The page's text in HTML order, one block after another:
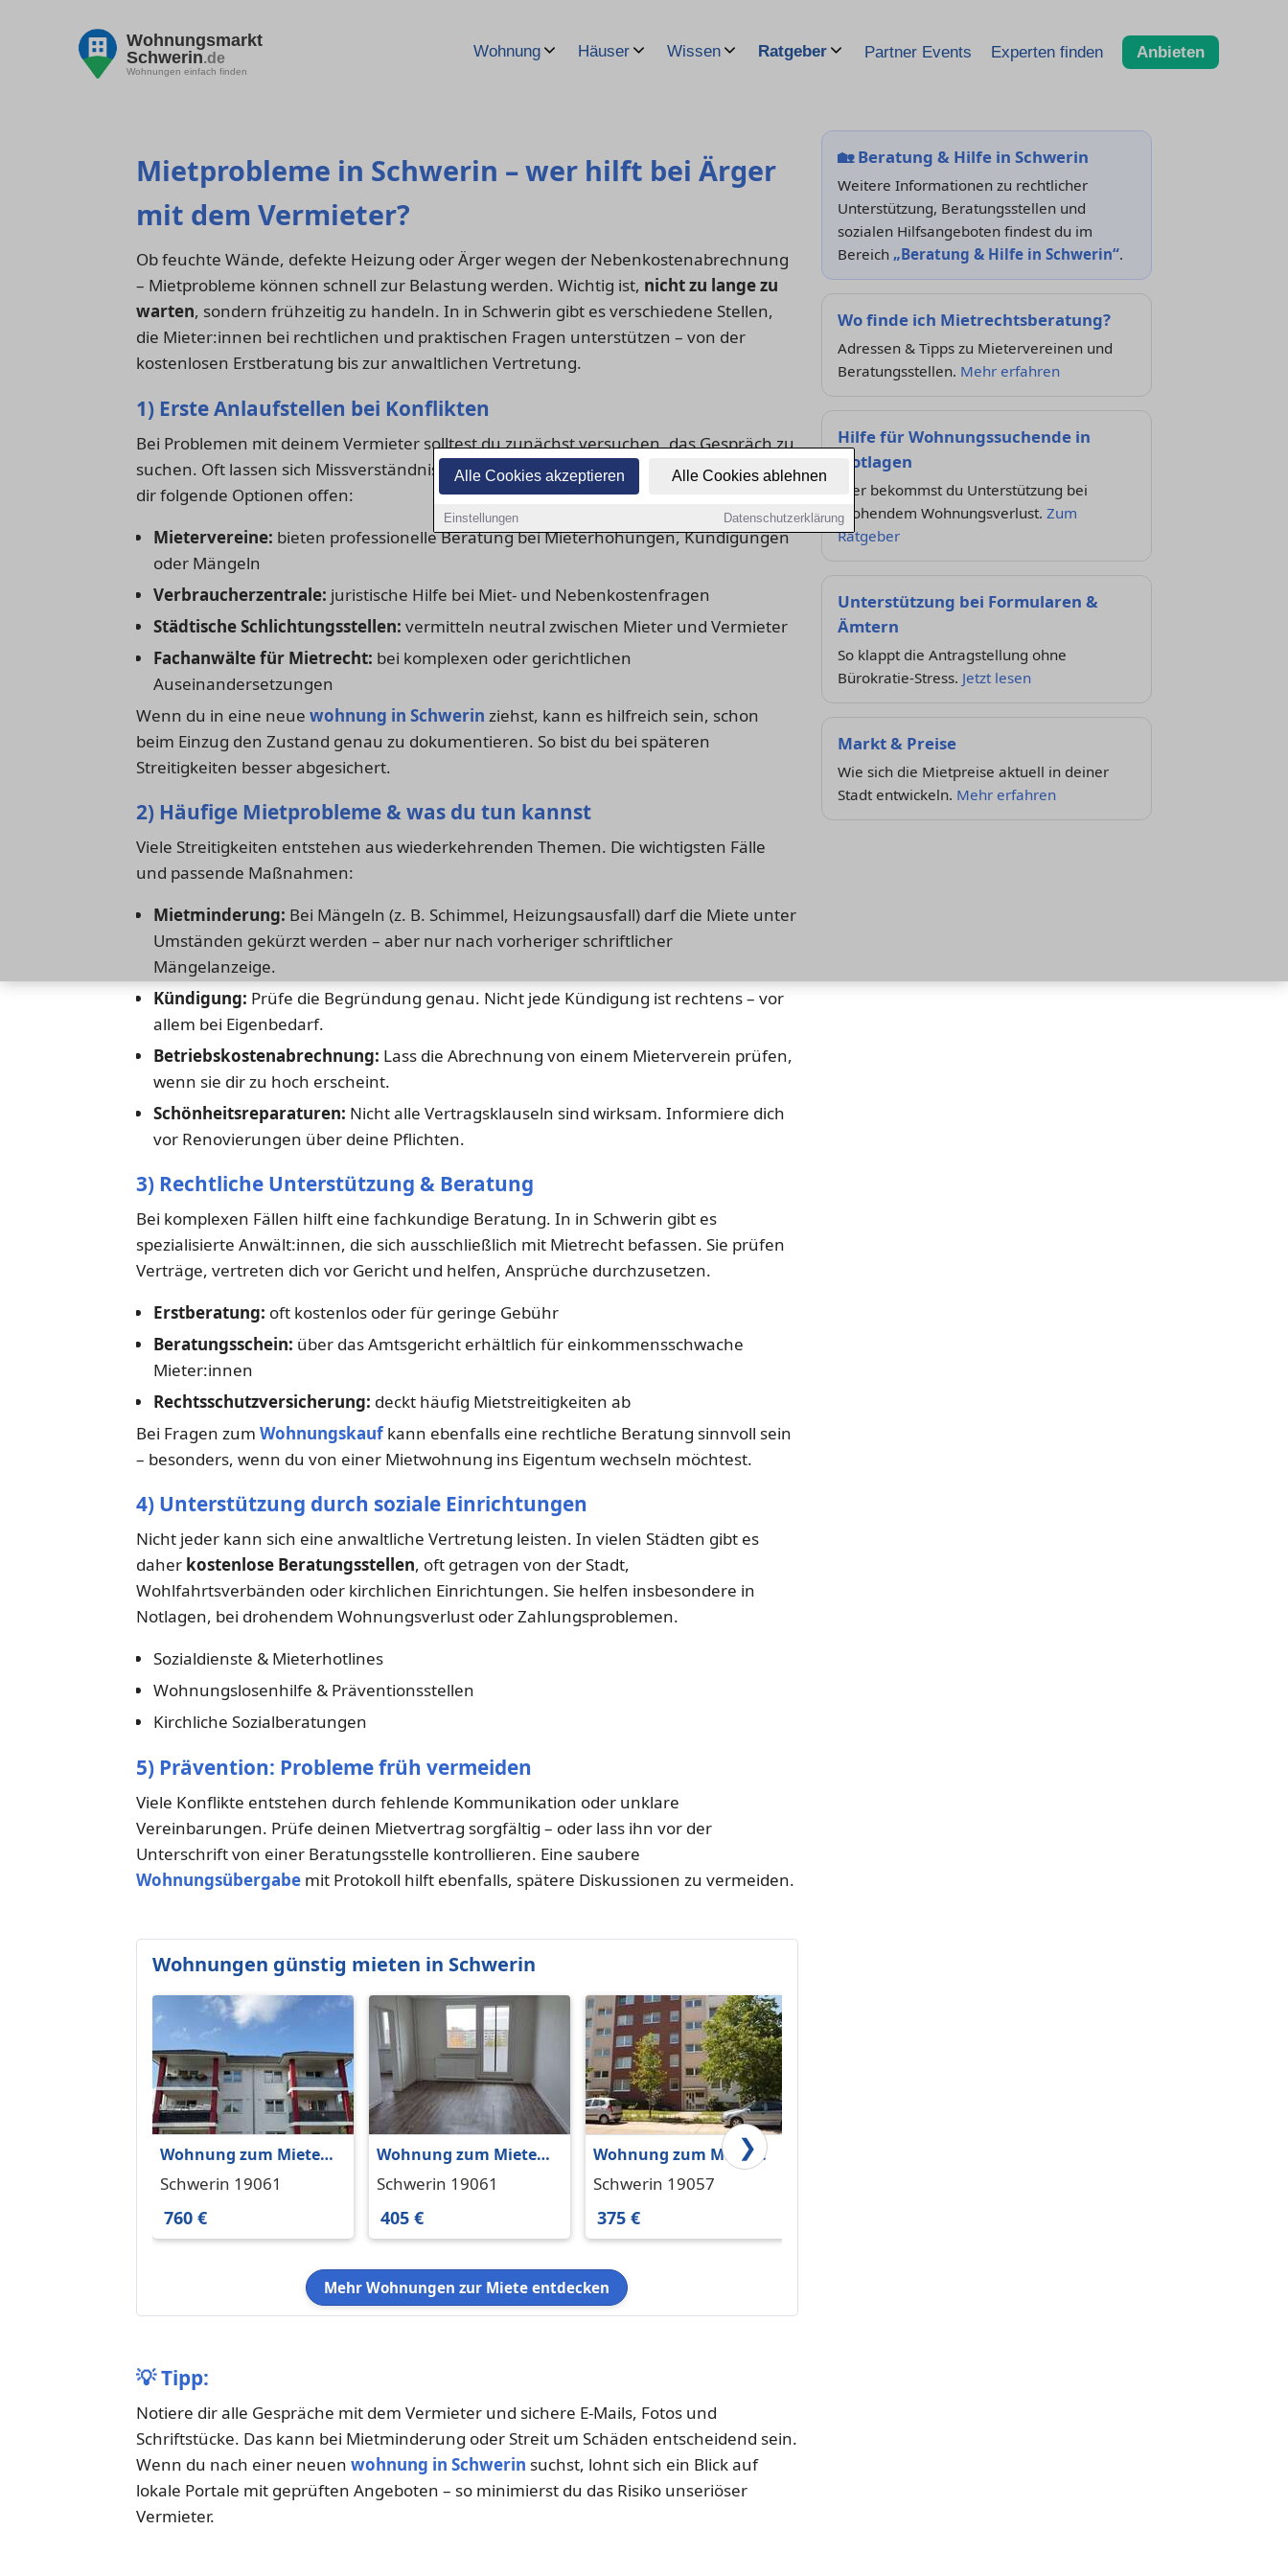
Alle Cookies akzeptieren Alle Cookies ablehnen
Einstellungen Datenschutzerklärung
Wohnungsmarkt
Schwerin.de
Wohnungen einfach finden
Wohnung Häuser Wissen Ratgeber Partner Events Experten finden Anbieten
Mietprobleme in Schwerin – wer hilft bei Ärger
mit dem Vermieter?
Ob feuchte Wände, defekte Heizung oder Ärger wegen der Nebenkostenabrechnung
– Mietprobleme können schnell zur Belastung werden. Wichtig ist, nicht zu lange zu
warten, sondern frühzeitig zu handeln. In in Schwerin gibt es verschiedene Stellen,
die Mieter:innen bei rechtlichen und praktischen Fragen unterstützen – von der
kostenlosen Erstberatung bis zur anwaltlichen Vertretung.
1) Erste Anlaufstellen bei Konflikten
Bei Problemen mit deinem Vermieter solltest du zunächst versuchen, das Gespräch zu
suchen. Oft lassen sich Missverständnisse direkt klären. Wenn das nicht hilft, stehen
dir folgende Optionen offen:
Mietervereine: bieten professionelle Beratung bei Mieterhöhungen, Kündigungen
oder Mängeln
Verbraucherzentrale: juristische Hilfe bei Miet- und Nebenkostenfragen
Städtische Schlichtungsstellen: vermitteln neutral zwischen Mieter und Vermieter
Fachanwälte für Mietrecht: bei komplexen oder gerichtlichen
Auseinandersetzungen
Wenn du in eine neue wohnung in Schwerin ziehst, kann es hilfreich sein, schon
beim Einzug den Zustand genau zu dokumentieren. So bist du bei späteren
Streitigkeiten besser abgesichert.
2) Häufige Mietprobleme & was du tun kannst
Viele Streitigkeiten entstehen aus wiederkehrenden Themen. Die wichtigsten Fälle
und passende Maßnahmen:
Mietminderung: Bei Mängeln (z. B. Schimmel, Heizungsausfall) darf die Miete unter
Umständen gekürzt werden – aber nur nach vorheriger schriftlicher
Mängelanzeige.
Kündigung: Prüfe die Begründung genau. Nicht jede Kündigung ist rechtens – vor
allem bei Eigenbedarf.
Betriebskostenabrechnung: Lass die Abrechnung von einem Mieterverein prüfen,
wenn sie dir zu hoch erscheint.
Schönheitsreparaturen: Nicht alle Vertragsklauseln sind wirksam. Informiere dich
vor Renovierungen über deine Pflichten.
3) Rechtliche Unterstützung & Beratung
Bei komplexen Fällen hilft eine fachkundige Beratung. In in Schwerin gibt es
spezialisierte Anwält:innen, die sich ausschließlich mit Mietrecht befassen. Sie prüfen
Verträge, vertreten dich vor Gericht und helfen, Ansprüche durchzusetzen.
Erstberatung: oft kostenlos oder für geringe Gebühr
Beratungsschein: über das Amtsgericht erhältlich für einkommensschwache
Mieter:innen
Rechtsschutzversicherung: deckt häufig Mietstreitigkeiten ab
Bei Fragen zum Wohnungskaufkann ebenfalls eine rechtliche Beratung sinnvoll sein
– besonders, wenn du von einer Mietwohnung ins Eigentum wechseln möchtest.
4) Unterstützung durch soziale Einrichtungen
Nicht jeder kann sich eine anwaltliche Vertretung leisten. In vielen Städten gibt es
daher kostenlose Beratungsstellen, oft getragen von der Stadt,
Wohlfahrtsverbänden oder kirchlichen Einrichtungen. Sie helfen insbesondere in
Notlagen, bei drohendem Wohnungsverlust oder Zahlungsproblemen.
Sozialdienste & Mieterhotlines
Wohnungslosenhilfe & Präventionsstellen
Kirchliche Sozialberatungen
5) Prävention: Probleme früh vermeiden
Viele Konflikte entstehen durch fehlende Kommunikation oder unklare
Vereinbarungen. Prüfe deinen Mietvertrag sorgfältig – oder lass ihn vor der
Unterschrift von einer Beratungsstelle kontrollieren. Eine saubere
Wohnungsübergabe mit Protokoll hilft ebenfalls, spätere Diskussionen zu vermeiden.
Wohnungen günstig mieten in Schwerin
Wohnung zum Mieten
in Schwerin 760 € 80 m²
Schwerin 19061
760 €
Wohnung zum Mieten
in Schwerin 405 € 58 m²
Schwerin 19061
405 €
Wohnung zum Mieten
in Schwerin 375 € 54 m²
Schwerin 19057
375 €
❯
Mehr Wohnungen zur Miete entdecken
💡Tipp:
Notiere dir alle Gespräche mit dem Vermieter und sichere E-Mails, Fotos und
Schriftstücke. Das kann bei Mietminderung oder Streit um Schäden entscheidend sein.
Wenn du nach einer neuen wohnung in Schwerin suchst, lohnt sich ein Blick auf
lokale Portale mit geprüften Angeboten – so minimierst du das Risiko unseriöser
Vermieter.
🏡Beratung & Hilfe in Schwerin
Weitere Informationen zu rechtlicher
Unterstützung, Beratungsstellen und
sozialen Hilfsangeboten findest du im
Bereich „Beratung & Hilfe in Schwerin“.
Wo finde ich Mietrechtsberatung?
Adressen & Tipps zu Mietervereinen und
Beratungsstellen. Mehr erfahren
Hilfe für Wohnungssuchende in
Notlagen
Hier bekommst du Unterstützung bei
drohendem Wohnungsverlust. Zum
Ratgeber
Unterstützung bei Formularen &
Ämtern
So klappt die Antragstellung ohne
Bürokratie-Stress. Jetzt lesen
Markt & Preise
Wie sich die Mietpreise aktuell in deiner
Stadt entwickeln. Mehr erfahren